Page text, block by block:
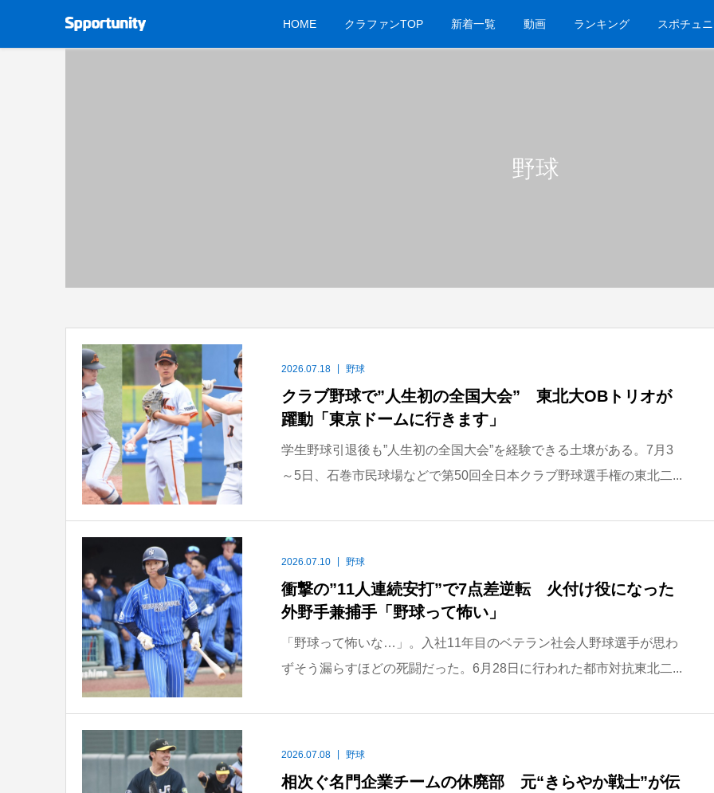
HOME クラファンTOP 新着一覧 動画 ランキング スポチュ
野球
2026.07.18 野球
クラブ野球で”人生初の全国大会” 東北大OBトリオが
躍動「東京ドームに行きます」
学生野球引退後も”人生初の全国大会”を経験できる土壌がある。7月3
～5日、石巻市民球場などで第50回全日本クラブ野球選手権の東北二...
2026.07.10 野球
衝撃の”11人連続安打”で7点差逆転 火付け役になった
外野手兼捕手「野球って怖い」
「野球って怖いな…」。入社11年目のベテラン社会人野球選手が思わ
ずそう漏らすほどの死闘だった。6月28日に行われた都市対抗東北二...
2026.07.08 野球
相次ぐ名門企業チームの休廃部 元“きらやか戦士”が伝